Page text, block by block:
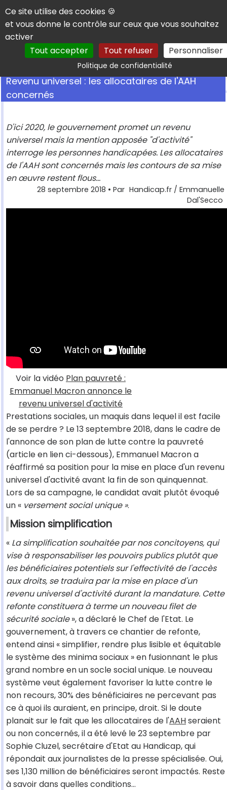
Panneau de gestion des cookies
Ce site utilise des cookies 🍪
et vous donne le contrôle sur ceux que vous souhaitez
activer
Tout accepter
Tout refuser Personnaliser
Politique de confidentialitéRechercher
Revenu universel : les allocataires de l'AAH
concernés
D'ici 2020, le gouvernement promet un revenu
universel mais la mention apposée "d'activité"
interroge les personnes handicapées. Les allocataires
de l'AAH sont concernés mais les contours de sa mise
en œuvre restent flous...
28 septembre 2018 • Par Handicap.fr / Emmanuelle
Dal'Secco
Voir la vidéo Plan pauvreté :
Emmanuel Macron annonce le
revenu universel d'activité
Prestations sociales, un maquis dans lequel il est facile
de se perdre ? Le 13 septembre 2018, dans le cadre de
l'annonce de son plan de lutte contre la pauvreté
(article en lien ci-dessous), Emmanuel Macron a
réaffirmé sa position pour la mise en place d'un revenu
universel d'activité avant la fin de son quinquennat.
Lors de sa campagne, le candidat avait plutôt évoqué
un « versement social unique ».
Mission simplification
« La simplification souhaitée par nos concitoyens, qui
vise à responsabiliser les pouvoirs publics plutôt que
les bénéficiaires potentiels sur l'effectivité de l'accès
aux droits, se traduira par la mise en place d'un
revenu universel d'activité durant la mandature. Cette
refonte constituera à terme un nouveau filet de
sécurité sociale», a déclaré le Chef de l'Etat. Le
gouvernement, à travers ce chantier de refonte,
entend ainsi « simplifier, rendre plus lisible et équitable
le système des minima sociaux » en fusionnant le plus
grand nombre en un socle social unique. Le nouveau
système veut également favoriser la lutte contre le
non recours, 30% des bénéficiaires ne percevant pas
ce à quoi ils auraient, en principe, droit. Si le doute
planait sur le fait que les allocataires de l'AAHseraient
ou non concernés, il a été levé le 23 septembre par
Sophie Cluzel, secrétaire d'Etat au Handicap, qui
répondait aux journalistes de la presse spécialisée. Oui,
ses 1,130 million de bénéficiaires seront impactés. Reste
à savoir dans quelles conditions…